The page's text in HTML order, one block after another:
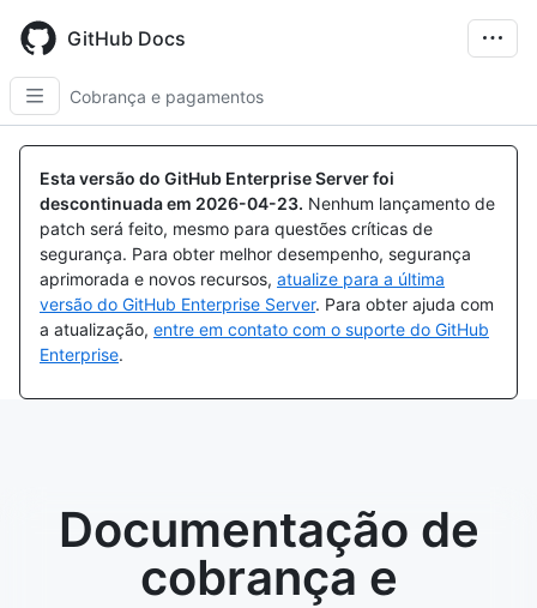
main
content
GitHub Docs
Cobrança e pagamentos
Esta versão do GitHub Enterprise Server foi
descontinuada em 2026-04-23. Nenhum lançamento de
patch será feito, mesmo para questões críticas de
segurança. Para obter melhor desempenho, segurança
aprimorada e novos recursos, atualize para a última
versão do GitHub Enterprise Server. Para obter ajuda com
a atualização, entre em contato com o suporte do GitHub
Enterprise.
Documentação de
cobrança e